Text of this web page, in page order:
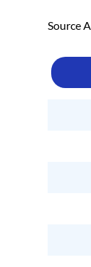
Source